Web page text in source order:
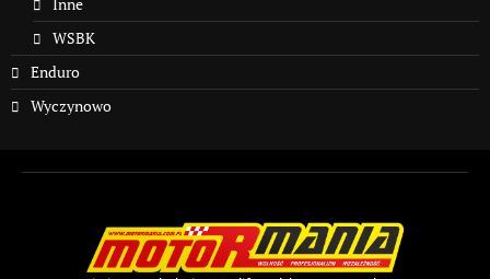
Inne
WSBK
Enduro
Wyczynowo